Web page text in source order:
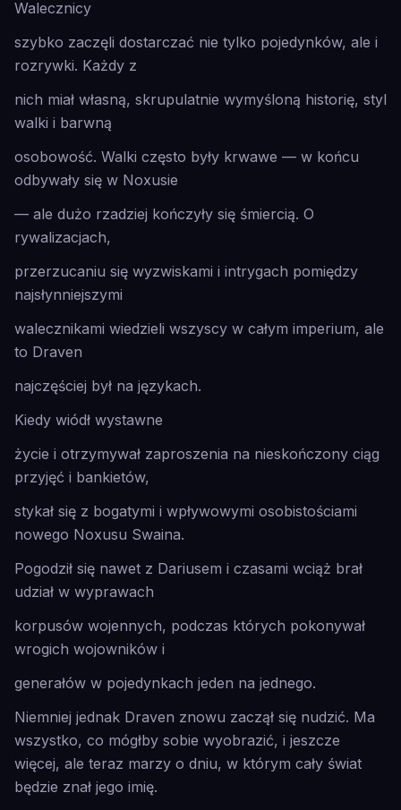
Walecznicy
szybko zaczęli dostarczać nie tylko pojedynków, ale i
rozrywki. Każdy z
nich miał własną, skrupulatnie wymyśloną historię, styl
walki i barwną
osobowość. Walki często były krwawe — w końcu
odbywały się w Noxusie
— ale dużo rzadziej kończyły się śmiercią. O
rywalizacjach,
przerzucaniu się wyzwiskami i intrygach pomiędzy
najsłynniejszymi
walecznikami wiedzieli wszyscy w całym imperium, ale
to Draven
najczęściej był na językach.
Kiedy wiódł wystawne
życie i otrzymywał zaproszenia na nieskończony ciąg
przyjęć i bankietów,
stykał się z bogatymi i wpływowymi osobistościami
nowego Noxusu Swaina.
Pogodził się nawet z Dariusem i czasami wciąż brał
udział w wyprawach
korpusów wojennych, podczas których pokonywał
wrogich wojowników i
generałów w pojedynkach jeden na jednego.
Niemniej jednak Draven znowu zaczął się nudzić. Ma
wszystko, co mógłby sobie wyobrazić, i jeszcze
więcej, ale teraz marzy o dniu, w którym cały świat
będzie znał jego imię.